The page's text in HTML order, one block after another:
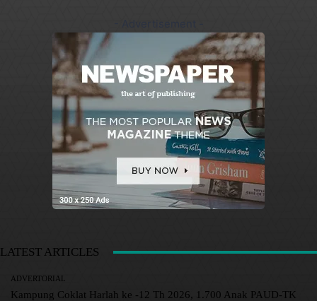
LATEST ARTICLES
ADVERTORIAL
Kampung Coklat Harlah ke -12 Th 2026, 1.700 Anak PAUD-TK